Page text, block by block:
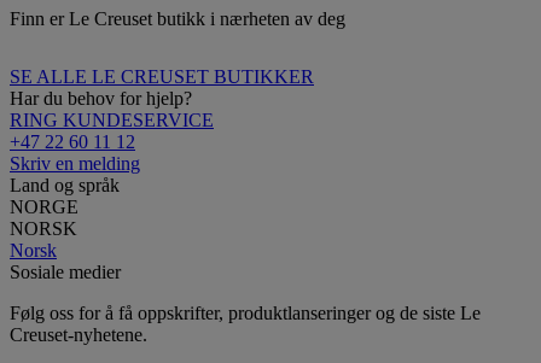
Finn er Le Creuset butikk i nærheten av deg
SE ALLE LE CREUSET BUTIKKER
Har du behov for hjelp?
RING KUNDESERVICE
+47 22 60 11 12
Skriv en melding
Land og språk
NORGE
NORSK
Norsk
Sosiale medier
Følg oss for å få oppskrifter, produktlanseringer og de siste Le
Creuset-nyhetene.